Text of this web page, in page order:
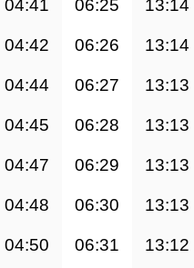
04:41 06:25 13:14
04:42 06:26 13:14
04:44 06:27 13:13
04:45 06:28 13:13
04:47 06:29 13:13
04:48 06:30 13:13
04:50 06:31 13:12